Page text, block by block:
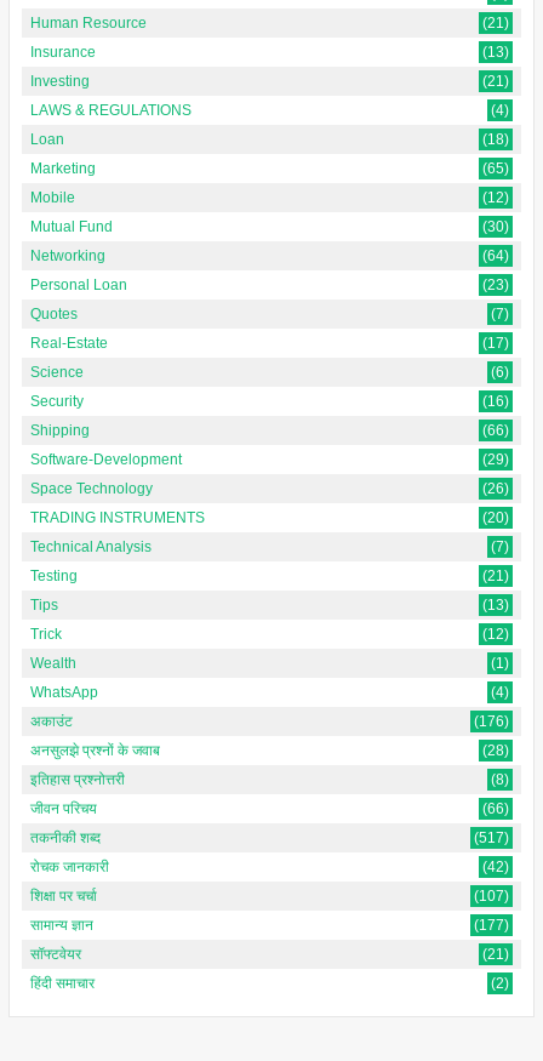
Human Resource
(21)
Insurance
(13)
Investing
(21)
LAWS & REGULATIONS
(4)
Loan
(18)
Marketing
(65)
Mobile
(12)
Mutual Fund
(30)
Networking
(64)
Personal Loan
(23)
Quotes
(7)
Real-Estate
(17)
Science
(6)
Security
(16)
Shipping
(66)
Software-Development
(29)
Space Technology
(26)
TRADING INSTRUMENTS
(20)
Technical Analysis
(7)
Testing
(21)
Tips
(13)
Trick
(12)
Wealth
(1)
WhatsApp
(4)
अकाउंट
(176)
अनसुलझे प्रश्नों के जवाब
(28)
इतिहास प्रश्नोत्तरी
(8)
जीवन परिचय
(66)
तकनीकी शब्द
(517)
रोचक जानकारी
(42)
शिक्षा पर चर्चा
(107)
सामान्य ज्ञान
(177)
सॉफ्टवेयर
(21)
हिंदी समाचार
(2)